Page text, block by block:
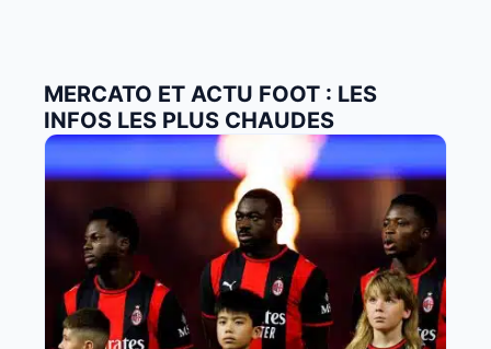
MERCATO ET ACTU FOOT : LES
INFOS LES PLUS CHAUDES